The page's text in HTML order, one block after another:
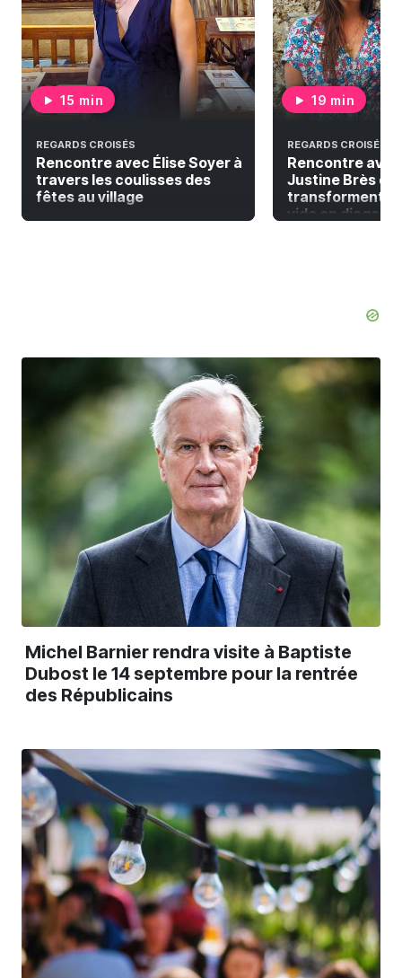
15 min
REGARDS CROISÉS
Rencontre avec Élise Soyer à
travers les coulisses des
fêtes au village
19 min
REGARDS CROISÉS
Rencontre
Justine Brès qui
transforment la
vide en
Michel Barnier rendra visite à Baptiste
Dubost le 14 septembre pour la rentrée
des Républicains